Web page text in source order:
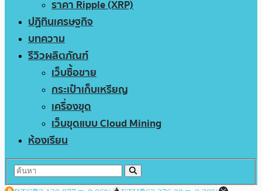
ราคา Ripple (XRP)
ปฏิทินเศรษฐกิจ
บทความ
รีวิวผลิตภัณฑ์
เว็บซื้อขาย
กระเป๋าเก็บเหรียญ
เครื่องขุด
เว็บขุดแบบ Cloud Mining
ห้องเรียน